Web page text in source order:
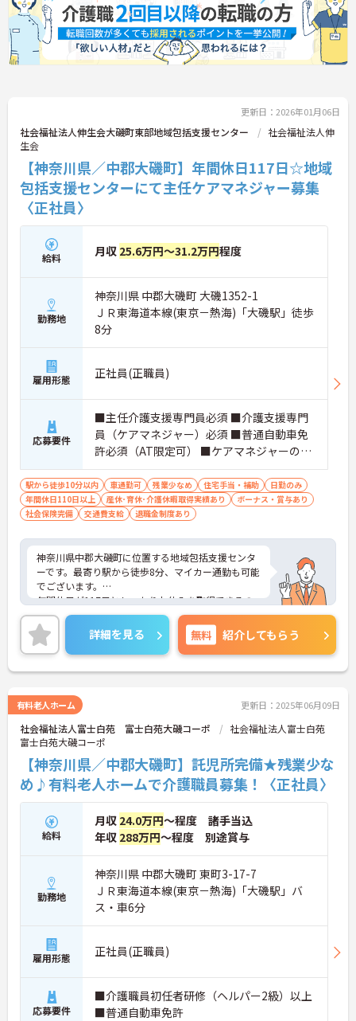
更新日：2026年01月06日
社会福祉法人伸生会大磯町東部地域包括支援センター
社会福祉法人伸
生会
【神奈川県／中郡大磯町】年間休日117日☆地域
包括支援センターにて主任ケアマネジャー募集
〈正社員〉
給料 月収 25.6万円～31.2万円程度
勤務地
神奈川県 中郡大磯町 大磯1352-1
ＪＲ東海道本線(東京－熱海)「大磯駅」徒歩
8分
雇用形態 正社員(正職員)
応募要件
■主任介護支援専門員必須 ■介護支援専門
員（ケアマネジャー）必須 ■普通自動車免
許必須（AT限定可） ■ケアマネジャーの経
験必須 ■ワード・エクセル等の基本的な操
作
駅から徒歩10分以内 車通勤可 残業少なめ 住宅手当・補助
日勤のみ
年間休日110日以上
産休･育休･介護休暇取得実績あり
ボーナス・賞与あり
社会保険完備
交通費支給 退職金制度あり
神奈川県中郡大磯町に位置する地域包括支援センタ
ーです。最寄り駅から徒歩8分、マイカー通勤も可能
でございます。
年間休日が117日としっかりお休みを取得できるの
で、ワークライフバランスを大切にしたい方におす
すめです。
日勤のみで残業は月平均2時間程度ですので、勤務
終了後の予定も立てやすいです。
ご興味のある方には、面接対策ポイントなど、さら
さい！
詳細を見る 無料 紹介してもらう
有料老人ホーム 更新日：2025年06月09日
社会福祉法人富士白苑 富士白苑大磯コーポ
社会福祉法人富士白苑
富士白苑大磯コーポ
【神奈川県／中郡大磯町】託児所完備★残業少な
め♪有料老人ホームで介護職員募集！〈正社員〉
給料
月収 24.0万円～程度 諸手当込
年収 288万円～程度 別途賞与
勤務地
神奈川県 中郡大磯町 東町3-17-7
ＪＲ東海道本線(東京－熱海)「大磯駅」バ
ス・車6分
雇用形態 正社員(正職員)
応募要件
■介護職員初任者研修（ヘルパー2級）以上
■普通自動車免許